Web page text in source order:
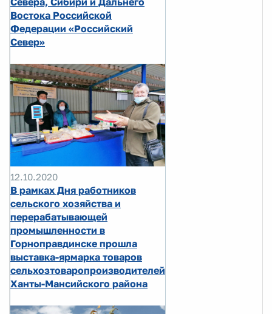
Востока Российской
Федерации «Российский
Север»
12.10.2020
В рамках Дня работников
сельского хозяйства и
перерабатывающей
промышленности в
Горноправдинске прошла
выставка-ярмарка товаров
сельхозтоваропроизводителей
Ханты-Мансийского района